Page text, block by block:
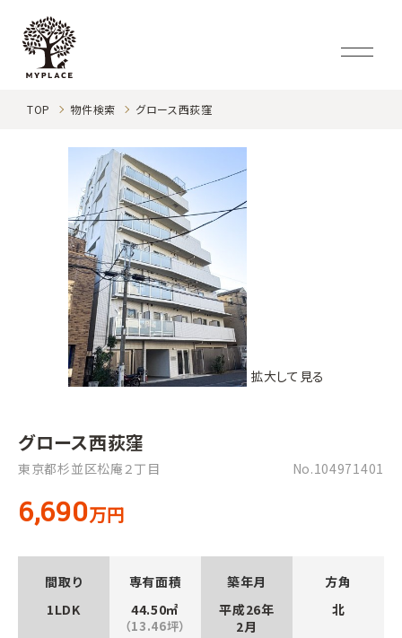
TOP 物件検索 グロース西荻窪
拡大して見る
グロース西荻窪
東京都杉並区松庵２丁目 No.104971401
6,690万円
間取り
1LDK
専有面積
44.50㎡
（13.46坪）
築年月
平成26年
2月
方角
北